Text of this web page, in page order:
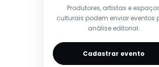
Produtores, artistas e
culturais podem enviar eventos
análise editorial.
Cadastrar evento